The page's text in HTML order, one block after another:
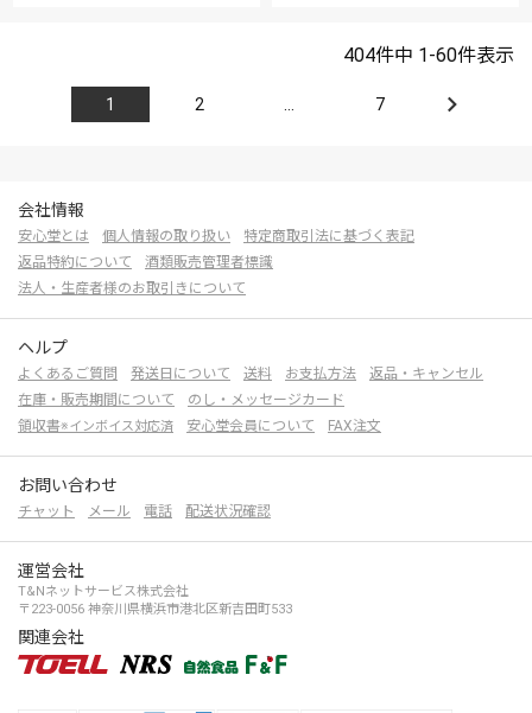
404件中 1-60件表示
1 2 7
会社情報
安心堂とは 個人情報の取り扱い
特定商取引法に基づく表記
返品特約について
酒類販売管理者標識
法人・生産者様のお取引きについて
ヘルプ
よくあるご質問 発送日について 送料 お支払方法
返品・キャンセル
在庫・販売期間について
のし・メッセージカード
領収書※インボイス対応済 安心堂会員について FAX注文
お問い合わせ
チャット メール 電話 配送状況確認
運営会社
T&Nネットサービス株式会社
〒223-0056 神奈川県横浜市港北区新吉田町533
関連会社